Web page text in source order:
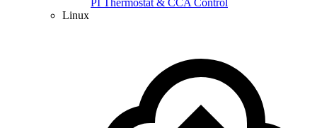
PI Thermostat & CCA Control
Linux